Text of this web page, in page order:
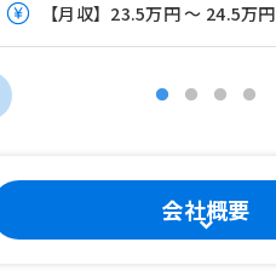
【月収】23.5万円 ～ 24.5万円
会社概要